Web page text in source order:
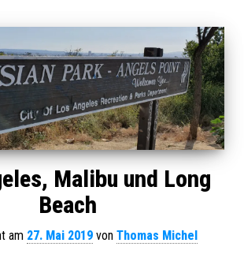
Malibu und Long
Beach
am 27. Mai 2019 von Thomas Michel